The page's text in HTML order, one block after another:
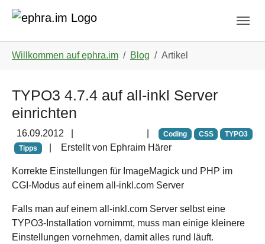
Willkommen auf ephra.im Blog Artikel
TYPO3 4.7.4 auf all-inkl Server
einrichten
16.09.2012 Coding CSS
TYPO3
Tipps
| Erstellt von Ephraim Härer
Korrekte Einstellungen für ImageMagick und PHP im
CGI-Modus auf einem all-inkl.com Server
Falls man auf einem all-inkl.com Server selbst eine
TYPO3-Installation vornimmt, muss man einige kleinere
Einstellungen vornehmen, damit alles rund läuft.